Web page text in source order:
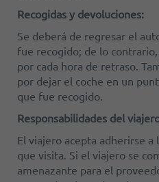
Recogidas y devoluciones:
Se deberá de regresar el
fue recogido; de lo
por cada hora de retraso.
por dejar el coche en un
que fue recogido.
Responsabilidades del
El viajero acepta adherirse a
que visita. Si el viajero se
amenazante para el